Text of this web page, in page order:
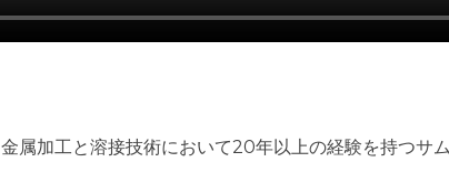
金属加工と溶接技術において20年以上の経験を持つサ